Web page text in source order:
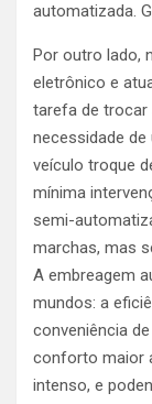
automatizada.
Por outro lado,
eletrônico e
tarefa de trocar
necessidade de
veículo troque
mínima
semi-
marchas, mas
A embreagem
mundos: a
conveniência
conforto maior
intenso, e